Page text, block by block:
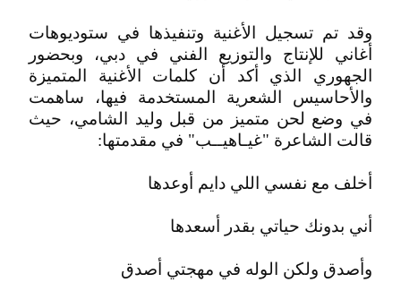
وقد تم تسجيل الأغنية وتنفيذها في ستوديوهات
أغاني للإنتاج والتوزيع الفني في دبي، وبحضور
الجهوري الذي أكد أن كلمات الأغنية المتميزة
والأحاسيس الشعرية المستخدمة فيها، ساهمت
في وضع لحن متميز من قبل وليد الشامي، حيث
قالت الشاعرة "غيـاهيــب" في مقدمتها:
أخلف مع نفسي اللي دايم أوعدها
أني بدونك حياتي بقدر أسعدها
وأصدق ولكن الوله في مهجتي أصدق